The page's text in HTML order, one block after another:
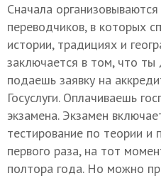
Сначала
переводчиков, в которых
истории, традициях и
заключается в том, что
подаешь заявку на
Госуслуги. Оплачиваешь
экзамена. Экзамен
тестирование по теории и
первого раза, на тот
полтора года. Но можно